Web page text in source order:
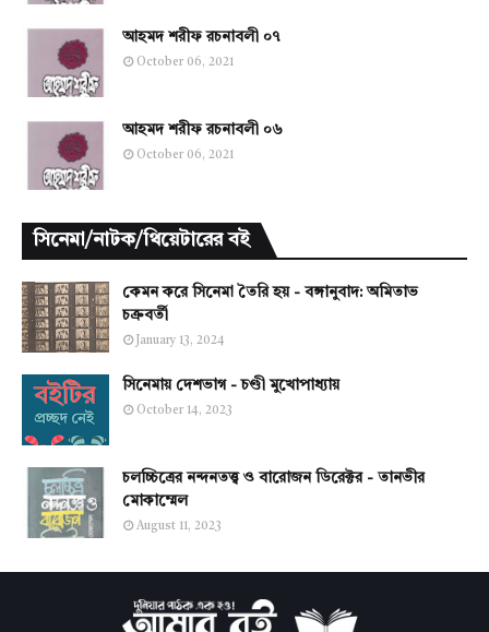
আহমদ শরীফ রচনাবলী ০৭
October 06, 2021
আহমদ শরীফ রচনাবলী ০৬
October 06, 2021
সিনেমা/নাটক/থিয়েটারের বই
কেমন করে সিনেমা তৈরি হয় - বঙ্গানুবাদ: অমিতাভ
চক্রবর্তী
January 13, 2024
সিনেমায় দেশভাগ - চণ্ডী মুখোপাধ্যায়
October 14, 2023
চলচ্চিত্রের নন্দনতত্ত্ব ও বারোজন ডিরেক্টর - তানভীর
মোকাম্মেল
August 11, 2023